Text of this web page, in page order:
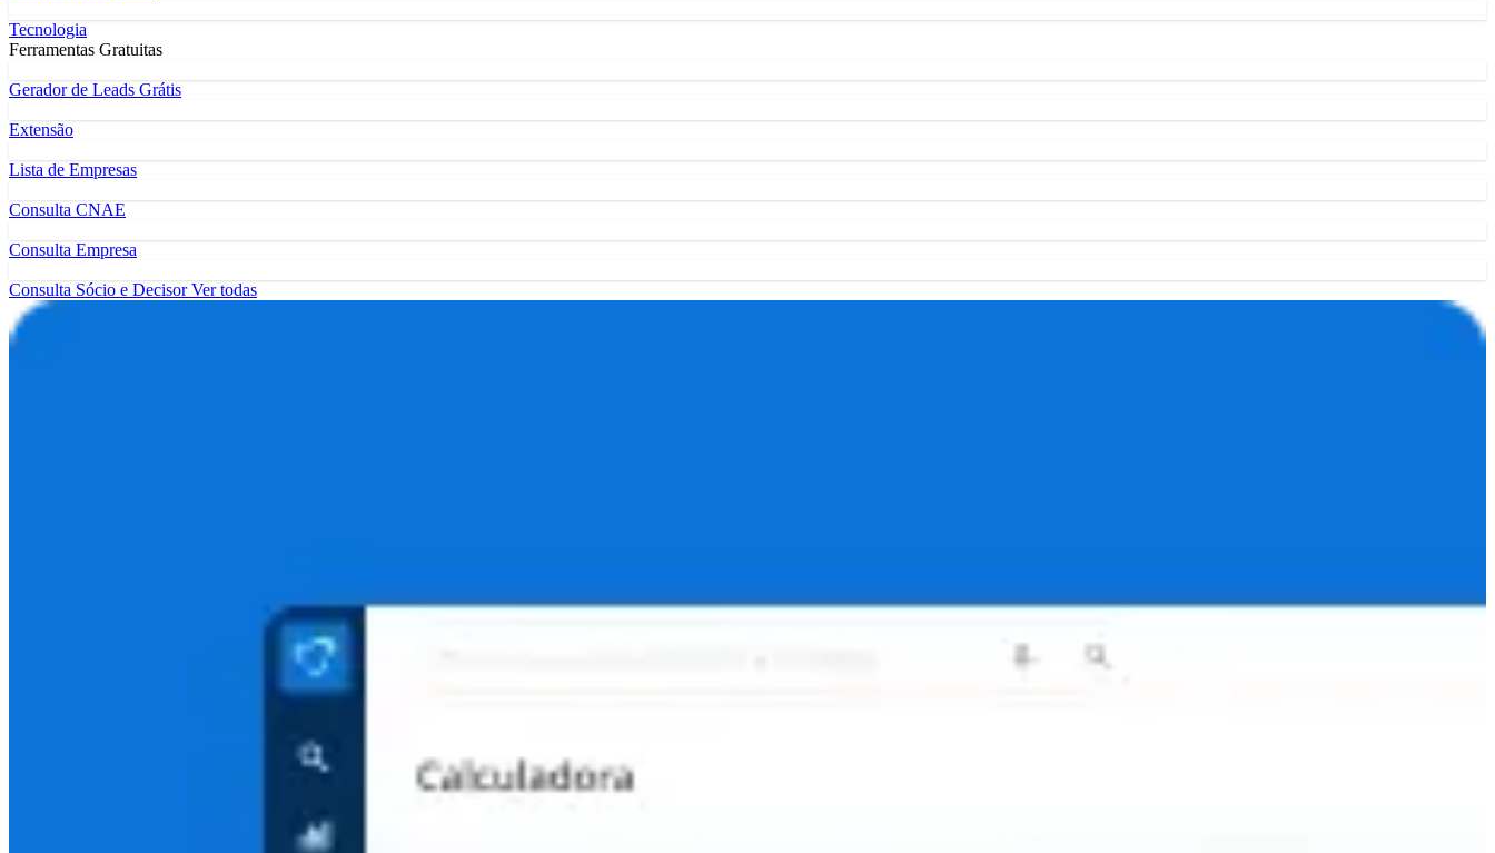
Tecnologia
Ferramentas Gratuitas
Gerador de Leads Grátis
Extensão
Lista de Empresas
Consulta CNAE
Consulta Empresa
Consulta Sócio e DecisorVer todas